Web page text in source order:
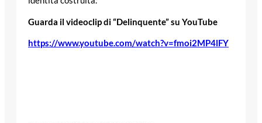
Guarda il videoclip di “Delinquente” su YouTube
https://www.youtube.com/watch?v=fmoi2MP4lFY